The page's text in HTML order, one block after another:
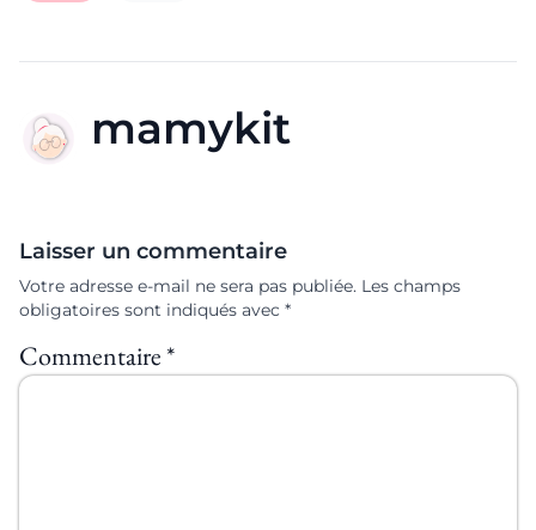
mamykit
Laisser un commentaire
Votre adresse e-mail ne sera pas publiée. Les champs
obligatoires sont indiqués avec *
Commentaire*